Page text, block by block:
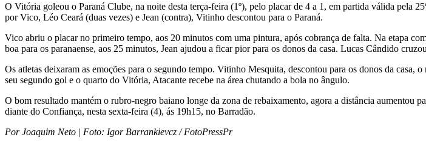
O Vitória goleou o Paraná Clube, na noite desta terça-feira (1º), pelo placar de 4 a 1, em partida válida pela
por Vico, Léo Ceará (duas vezes) e Jean (contra), Vitinho descontou para o Paraná.
Vico abriu o placar no primeiro tempo, aos 20 minutos com uma pintura, após cobrança de falta. Na etapa
boa para os paranaense, aos 25 minutos, Jean ajudou a ficar pior para os donos da casa. Lucas Cândido
Os atletas deixaram as emoções para o segundo tempo. Vitinho Mesquita, descontou para os donos da
seu segundo gol e o quarto do Vitória, Atacante recebe na área chutando a bola no ângulo.
O bom resultado mantém o rubro-negro baiano longe da zona de rebaixamento, agora a distância
diante do Confiança, nesta sexta-feira (4), ás 19h15, no Barradão.
Por Joaquim Neto | Foto: Igor Barrankievcz / FotoPressPr